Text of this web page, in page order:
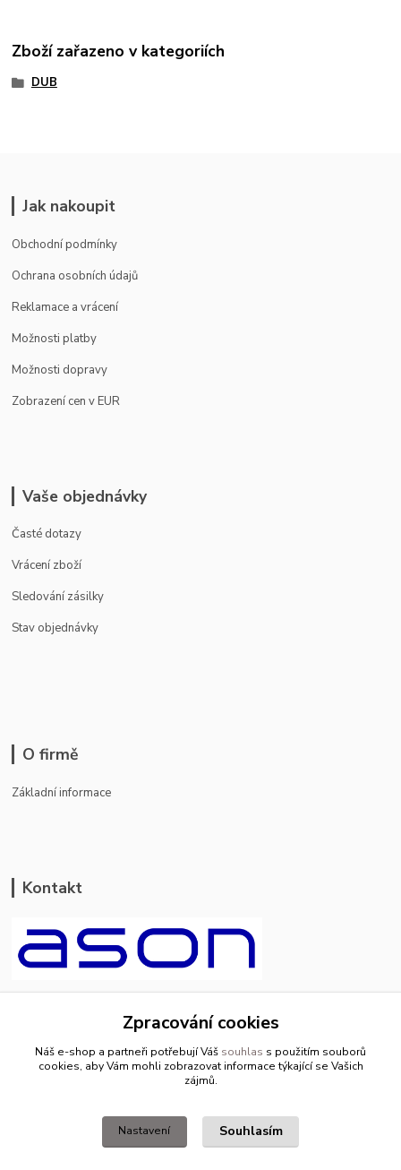
Zboží zařazeno v kategoriích
DUB
Jak nakoupit
Obchodní podmínky
Ochrana osobních údajů
Reklamace a vrácení
Možnosti platby
Možnosti dopravy
Zobrazení cen v EUR
Vaše objednávky
Časté dotazy
Vrácení zboží
Sledování zásilky
Stav objednávky
O firmě
Základní informace
Kontakt
+420 799 500 769
pracovní dny 8-11hod.,13-15hod.
Zpracování cookies
Náš e-shop a partneři potřebují Váš souhlas s použitím souborů
cookies, aby Vám mohli zobrazovat informace týkající se Vašich
zájmů.
Nastavení Souhlasím